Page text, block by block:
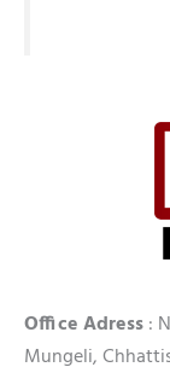
Office Adress:
Mungeli,